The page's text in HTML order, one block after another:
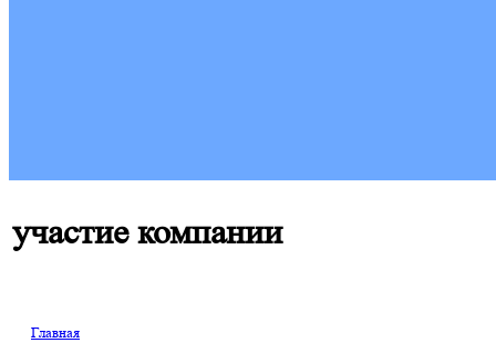
участие компании
Главная